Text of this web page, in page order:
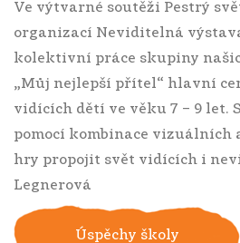
Ve výtvarné soutěži Pestrý
organizací Neviditelná
kolektivní práce skupiny
„Můj nejlepší přítel“ hlavní
vidících dětí ve věku 7 – 9 let.
pomocí kombinace vizuálních
hry propojit svět vidících i
Legnerová
Úspěchy školy